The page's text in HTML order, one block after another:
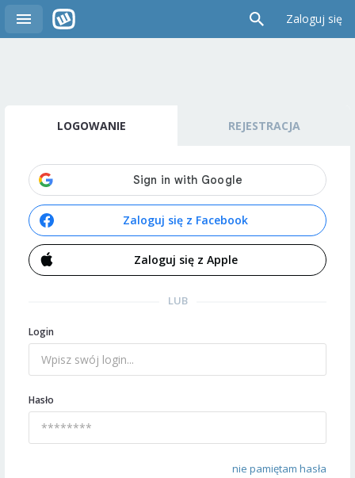
Zaloguj się
LOGOWANIE REJESTRACJA
Zaloguj się z Facebook
Zaloguj się z Apple
LUB
Login
Hasło
nie pamiętam hasła